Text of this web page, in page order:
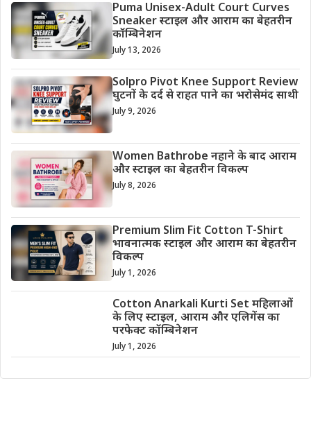
Puma Unisex-Adult Court Curves
Sneaker स्टाइल और आराम का बेहतरीन
कॉम्बिनेशन
July 13, 2026
Solpro Pivot Knee Support Review
घुटनों के दर्द से राहत पाने का भरोसेमंद साथी
July 9, 2026
Women Bathrobe नहाने के बाद आराम
और स्टाइल का बेहतरीन विकल्प
July 8, 2026
Premium Slim Fit Cotton T-Shirt
भावनात्मक स्टाइल और आराम का बेहतरीन
विकल्प
July 1, 2026
Cotton Anarkali Kurti Set महिलाओं
के लिए स्टाइल, आराम और एलिगेंस का
परफेक्ट कॉम्बिनेशन
July 1, 2026